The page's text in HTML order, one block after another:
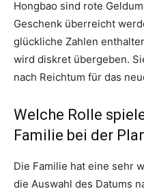
Hongbao sind rote
Geschenk überreicht
glückliche Zahlen
wird diskret übergeben.
nach Reichtum für das
Welche Rolle
Familie bei der
Die Familie hat eine sehr
die Auswahl des Datums